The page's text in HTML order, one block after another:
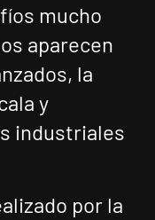
mucho
aparecen
la
y
industriales
por la